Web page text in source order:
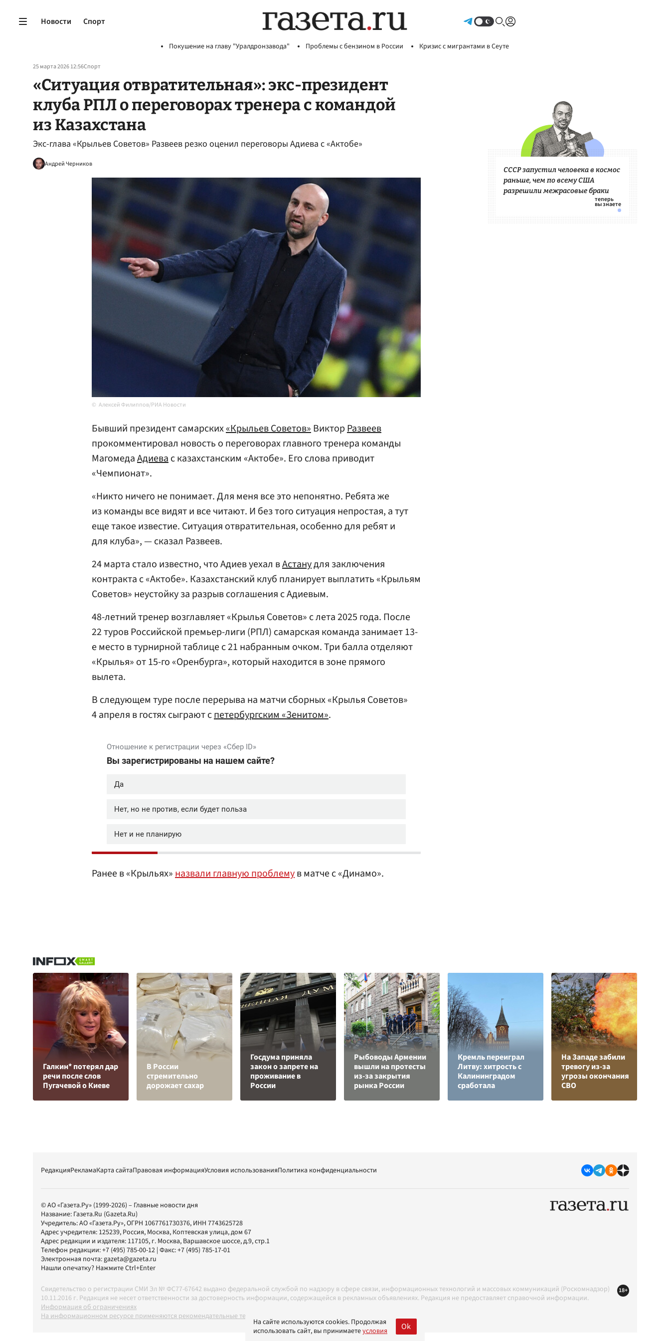
Новости Спорт
Покушение на главу "Уралдронзавода" Проблемы с бензином в России Кризис с мигрантами в Сеуте
25 марта 2026 12:56Спорт
«Ситуация отвратительная»: экс-президент
клуба РПЛ о переговорах тренера с командой
из Казахстана
Экс-глава «Крыльев Советов» Развеев резко оценил переговоры Адиева с «Актобе»
Андрей Черников
Алексей Филиппов/РИА Новости
Бывший президент самарских«Крыльев Советов»ВикторРазвеев
прокомментировал новость о переговорах главного тренера команды
МагомедаАдиевас казахстанским «Актобе». Его слова приводит
«Чемпионат».
«Никто ничего не понимает. Для меня все это непонятно. Ребята же
из команды все видят и все читают. И без того ситуация непростая, а тут
еще такое известие. Ситуация отвратительная, особенно для ребят и
для клуба», — сказал Развеев.
24 марта стало известно, что Адиев уехал вАстанудля заключения
контракта с «Актобе». Казахстанский клуб планирует выплатить «Крыльям
Советов» неустойку за разрыв соглашения с Адиевым.
48-летний тренер возглавляет «Крылья Советов» с лета 2025 года. После
22 туров Российской премьер-лиги (РПЛ) самарская команда занимает 13-
е место в турнирной таблице с 21 набранным очком. Три балла отделяют
«Крылья» от 15-го «Оренбурга», который находится в зоне прямого
вылета.
В следующем туре после перерыва на матчи сборных «Крылья Советов»
4 апреля в гостях сыграют спетербургским «Зенитом».
Ранее в «Крыльях»назвали главную проблемув матче с «Динамо».
СССР запустил человека в космос
раньше, чем по всему США
разрешили межрасовые браки
Галкин* потерял дар
речи после слов
Пугачевой о Киеве
В России
стремительно
дорожает сахар
Госдума приняла
закон о запрете на
проживание в
России
Рыбоводы Армении
вышли на протесты
из-за закрытия
рынка России
Кремль переиграл
Литву: хитрость с
Калининградом
сработала
На Западе забили
тревогу из-за
угрозы окончания
СВО
РедакцияРекламаКарта сайтаПравовая информацияУсловия использованияПолитика конфиденциальности
© АО «Газета.Ру» (1999-2026) – Главные новости дня
Название: Газета.Ru (Gazeta.Ru)
Учредитель:АО «Газета.Ру», ОГРН 1067761730376, ИНН 7743625728
Адрес учредителя: 125239, Россия, Москва, Коптевская улица, дом 67
Адрес редакции и издателя: 117105, г. Москва, Варшавское шоссе, д.9, стр.1
Телефон редакции:+7 (495) 785-00-12 | Факс:+7 (495) 785-17-01
Электронная почта:gazeta@gazeta.ru
Нашли опечатку? Нажмите Ctrl+Enter
Свидетельство о регистрации СМИ Эл № ФС77-67642 выдано федеральной службой по надзору в сфере связи, информационных технологий и массовых коммуникаций (Роскомнадзор)
10.11.2016 г. Редакция не несет ответственности за достоверность информации, содержащейся в рекламных объявлениях. Редакция не предоставляет справочной информации.
Информация об ограничениях
На информационном ресурсе применяются рекомендательные технологии в соответствии с Правилами
18+
На сайте используются cookies. Продолжая
использовать сайт, вы принимаетеусловия Ok